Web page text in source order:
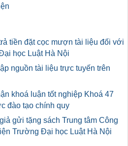
tiền đặt cọc mượn tài liệu đối với
học Luật Hà Nội
nguồn tài liệu trực tuyến trên
khoá luận tốt nghiệp Khoá 47
đào tạo chính quy
gửi tặng sách Trung tâm Công
Trường Đại học Luật Hà Nội